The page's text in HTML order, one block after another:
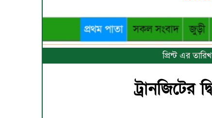
প্রিন্ট এর
ট্রানজিটের